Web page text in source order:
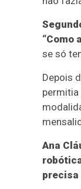
“Como
se só
Depois
permitia
Ana
precisa